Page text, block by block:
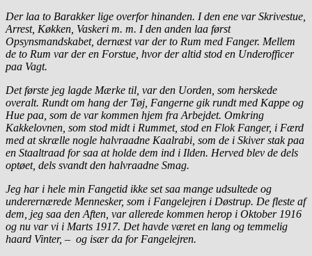
Der laa to Barakker lige overfor hinanden. I den ene var Skrivestue,
Arrest, Køkken, Vaskeri m. m. I den anden laa først
Opsynsmandskabet, dernæst var der to Rum med Fanger. Mellem
de to Rum var der en Forstue, hvor der altid stod en Underofficer
paa Vagt.
Det første jeg lagde Mærke til, var den Uorden, som herskede
overalt. Rundt om hang der Tøj, Fangerne gik rundt med Kappe og
Hue paa, som de var kommen hjem fra Arbejdet. Omkring
Kakkelovnen, som stod midt i Rummet, stod en Flok Fanger, i Færd
med at skrælle nogle halvraadne Kaalrabi, som de i Skiver stak paa
en Staaltraad for saa at holde dem ind i Ilden. Herved blev de dels
optøet, dels svandt den halvraadne Smag.
Jeg har i hele min Fangetid ikke set saa mange udsultede og
underernærede Mennesker, som i Fangelejren i Døstrup. De fleste af
dem, jeg saa den Aften, var allerede kommen herop i Oktober 1916
og nu var vi i Marts 1917. Det havde været en lang og temmelig
haard Vinter, – og især da for Fangelejren.